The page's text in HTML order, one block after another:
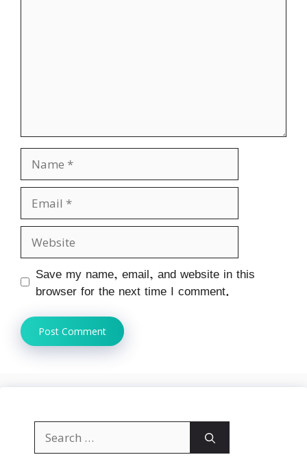
Name
Email
Website
Save my name, email, and website in this
browser for the next time I comment.
Search
for: